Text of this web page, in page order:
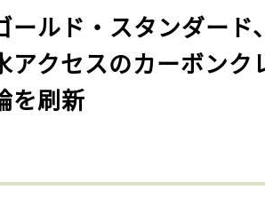
ールド・スタンダード
アクセスのカーボンク
を刷新